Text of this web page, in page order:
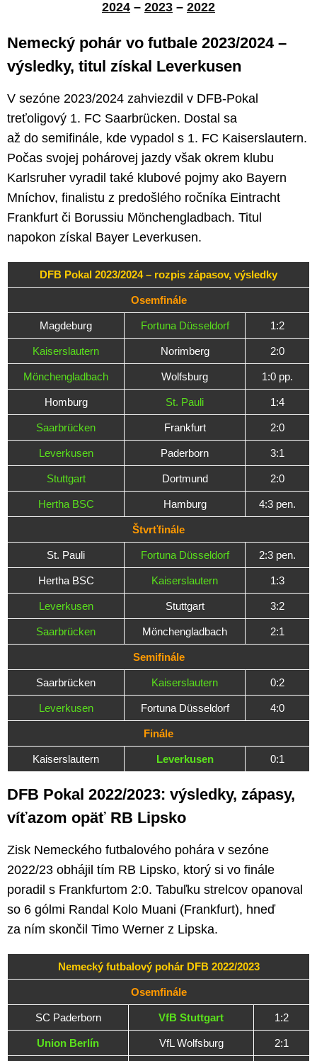
2024 – 2023 – 2022
Nemecký pohár vo futbale 2023/2024 –
výsledky, titul získal Leverkusen
V sezóne 2023/2024 zahviezdil v DFB-Pokal
treťoligový 1. FC Saarbrücken. Dostal sa
až do semifinále, kde vypadol s 1. FC Kaiserslautern.
Počas svojej pohárovej jazdy však okrem klubu
Karlsruher vyradil také klubové pojmy ako Bayern
Mníchov, finalistu z predošlého ročníka Eintracht
Frankfurt či Borussiu Mönchengladbach. Titul
napokon získal Bayer Leverkusen.
DFB Pokal 2023/2024 – rozpis zápasov, výsledky
Osemfinále
Magdeburg Fortuna Düsseldorf 1:2
Kaiserslautern Norimberg 2:0
Mönchengladbach Wolfsburg 1:0 pp.
Homburg St. Pauli 1:4
Saarbrücken Frankfurt 2:0
Leverkusen Paderborn 3:1
Stuttgart Dortmund 2:0
Hertha BSC Hamburg 4:3 pen.
Štvrťfinále
St. Pauli Fortuna Düsseldorf 2:3 pen.
Hertha BSC Kaiserslautern 1:3
Leverkusen Stuttgart 3:2
Saarbrücken Mönchengladbach 2:1
Semifinále
Saarbrücken Kaiserslautern 0:2
Leverkusen Fortuna Düsseldorf 4:0
Finále
Kaiserslautern Leverkusen 0:1
DFB Pokal 2022/2023: výsledky, zápasy,
víťazom opäť RB Lipsko
Zisk Nemeckého futbalového pohára v sezóne
2022/23 obhájil tím RB Lipsko, ktorý si vo finále
poradil s Frankfurtom 2:0. Tabuľku strelcov opanoval
so 6 gólmi Randal Kolo Muani (Frankfurt), hneď
za ním skončil Timo Werner z Lipska.
Nemecký futbalový pohár DFB 2022/2023
Osemfinále
SC Paderborn VfB Stuttgart 1:2
Union Berlín VfL Wolfsburg 2:1